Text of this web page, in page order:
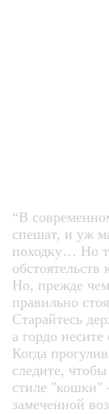
“В
спешат, и уж
походку… Но
Но, прежде
правильно
Старайтесь
а гордо несите
Когда
следите,
стиле
замеченной